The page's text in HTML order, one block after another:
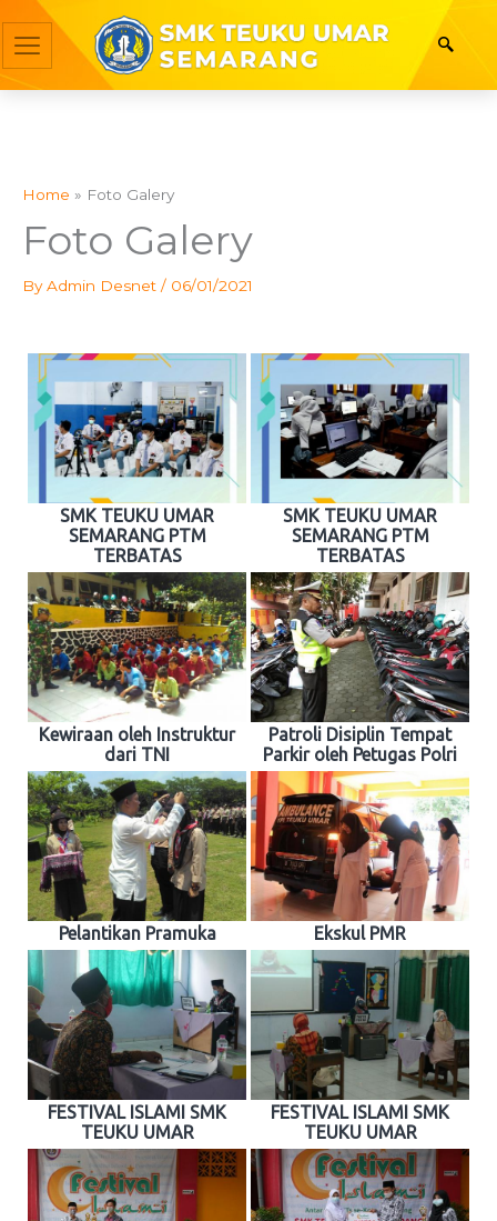
content
Home Foto Galery
Foto Galery
ByAdmin Desnet / 06/01/2021
SMK TEUKU UMAR
SEMARANG PTM
TERBATAS
SMK TEUKU UMAR
SEMARANG PTM
TERBATAS
Kewiraan oleh Instruktur
dari TNI
Patroli Disiplin Tempat
Parkir oleh Petugas Polri
Pelantikan Pramuka Ekskul PMR
FESTIVAL ISLAMI SMK
TEUKU UMAR
FESTIVAL ISLAMI SMK
TEUKU UMAR